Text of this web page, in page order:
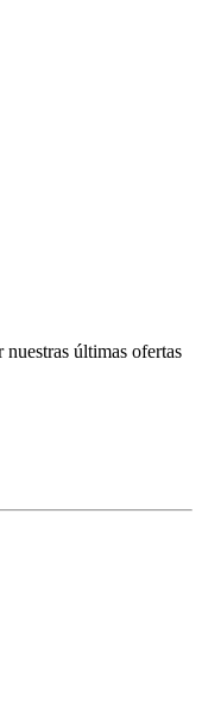
últimas ofertas